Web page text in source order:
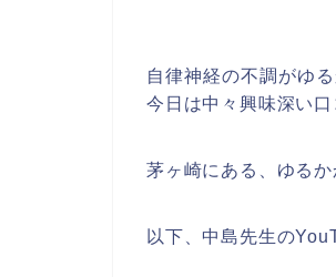
自律神経の不調がゆ
今日は中々興味深い
茅ヶ崎にある、ゆる
以下、中島先生の